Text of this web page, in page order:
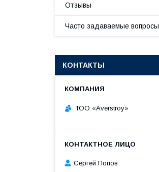
Отзывы
Часто задаваемые вопросы
КОНТАКТЫ
ТОО «Averstroy»
Сергей Попов